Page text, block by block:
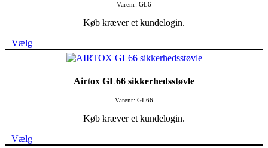
Varenr: GL6
Køb kræver et kundelogin.
Vælg
Airtox GL66 sikkerhedsstøvle
Varenr: GL66
Køb kræver et kundelogin.
Vælg